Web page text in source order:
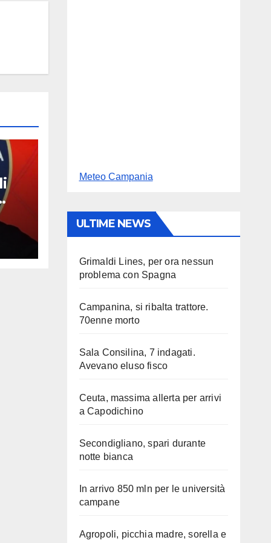
Meteo Campania
ULTIME NEWS
Grimaldi Lines, per ora nessun
problema con Spagna
Campanina, si ribalta trattore.
70enne morto
Sala Consilina, 7 indagati.
Avevano eluso fisco
Ceuta, massima allerta per arrivi
a Capodichino
Secondigliano, spari durante
notte bianca
In arrivo 850 mln per le università
campane
Agropoli, picchia madre, sorella e